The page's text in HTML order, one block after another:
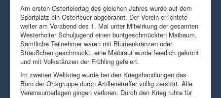
Am ersten Osterfeiertag des gleichen Jahres wurde auf dem
Sportplatz ein Osterfeuer abgebrannt. Der Verein errichtete
weiter am Vorabend des 1. Mai unter Mitwirkung der gesamten
Westerholter Schuljugend einen buntgeschmückten Maibaum.
Sämtliche Teilnehmer waren mit Blumenkränzen oder
Sträußchen geschmückt, eine Maibraut wurde feierlich gekrönt
und mit Volkstänzen der Frühling gefeiert.
Im zweiten Weltkrieg wurde bei den Kriegshandlungen das
Büro der Ortsgruppe durch Artillerietreffer völlig zerstört. Alle
Vereinsunterlagen gingen verloren. Durch den Krieg ruhte für